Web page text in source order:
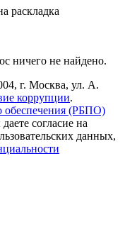
раскладка
ничего не найдено.
г. Москва, ул. А.
коррупции.
обеспечения (РБПО)
согласие на
данных,